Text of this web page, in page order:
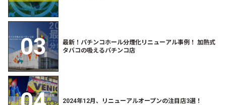
最新！パチンコホール分煙化リニューアル事例！ 加熱式
タバコの吸えるパチンコ店
2024年12月、リニューアルオープンの注目店3選！